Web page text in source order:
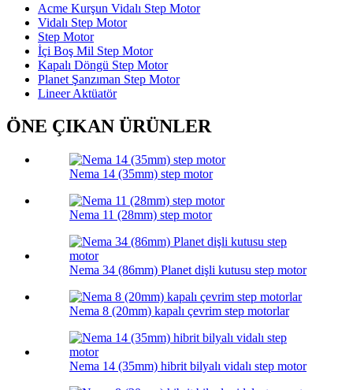
Acme Kurşun Vidalı Step Motor
Vidalı Step Motor
Step Motor
İçi Boş Mil Step Motor
Kapalı Döngü Step Motor
Planet Şanzıman Step Motor
Lineer Aktüatör
ÖNE ÇIKAN ÜRÜNLER
Nema 14 (35mm) step motor
Nema 11 (28mm) step motor
Nema 34 (86mm) Planet dişli kutusu step motor
Nema 8 (20mm) kapalı çevrim step motorlar
Nema 14 (35mm) hibrit bilyalı vidalı step motor